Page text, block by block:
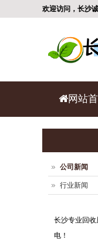
欢迎访问，长沙
网站
公司新闻
行业新闻
长沙专业回
电！